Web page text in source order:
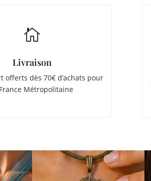

Livraison
offerts dès 70€ d’achats pour
Métropolitaine